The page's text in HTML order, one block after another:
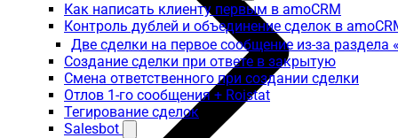
Как написать клиенту первым в amoCRM
Контроль дублей и объединение сделок в
Две сделки на первое сообщение из-за раздела
Создание сделки при ответе в закрытую
Смена ответственного при создании сделки
Отлов 1-го сообщения + Roistat
Тегирование сделок
Salesbot